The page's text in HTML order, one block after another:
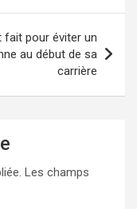
pour éviter un
au début de sa
carrière
Les champs